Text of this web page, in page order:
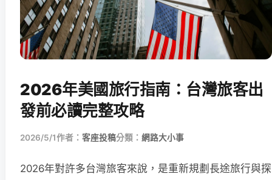
2026年美國旅行指南：台灣旅客出
發前必讀完整攻略
2026/5/1作者： 客座投稿分類： 網路大小事
2026年對許多台灣旅客來說，是重新規劃長途旅行與探